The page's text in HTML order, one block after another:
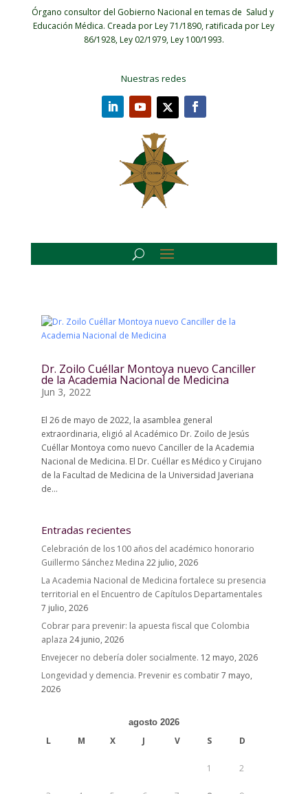
Órgano consultor del Gobierno Nacional en temas de Salud y
Educación Médica. Creada por Ley 71/1890, ratificada por Ley
86/1928, Ley 02/1979, Ley 100/1993.
Nuestras redes
Dr. Zoilo Cuéllar Montoya nuevo Canciller
de la Academia Nacional de Medicina
Jun 3, 2022
El 26 de mayo de 2022, la asamblea general
extraordinaria, eligió al Académico Dr. Zoilo de Jesús
Cuéllar Montoya como nuevo Canciller de la Academia
Nacional de Medicina. El Dr. Cuéllar es Médico y Cirujano
de la Facultad de Medicina de la Universidad Javeriana
de...
Entradas recientes
Celebración de los 100 años del académico honorario
Guillermo Sánchez Medina 22 julio, 2026
La Academia Nacional de Medicina fortalece su presencia
territorial en el Encuentro de Capítulos Departamentales
7 julio, 2026
Cobrar para prevenir: la apuesta fiscal que Colombia
aplaza 24 junio, 2026
Envejecer no debería doler socialmente. 12 mayo, 2026
Longevidad y demencia. Prevenir es combatir7 mayo,
2026
agosto 2026
L M X J V S D
1 2